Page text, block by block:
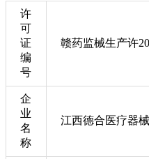
许
可
证
编
号
赣药监械生产许
企
业
名
称
江西德合医疗器